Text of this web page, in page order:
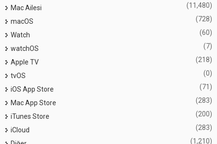
Mac Ailesi (11,480)
macOS (728)
Watch (60)
watchOS (7)
Apple TV (218)
tvOS (0)
iOS App Store (71)
Mac App Store (283)
iTunes Store (200)
iCloud (283)
(1,210)